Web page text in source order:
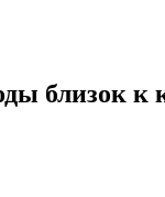
близок к